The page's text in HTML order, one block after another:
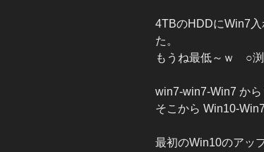
4TBのHDDにWin7
た。
もうね最低～ｗ ○渕
win7-win7-Win7 か
そこから Win10-
最初のWin10のアッ